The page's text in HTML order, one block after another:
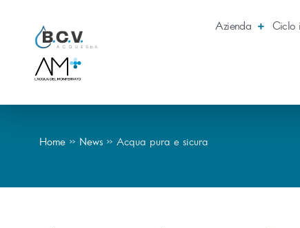
Azienda Ciclo
Home » News » Acqua pura e sicura